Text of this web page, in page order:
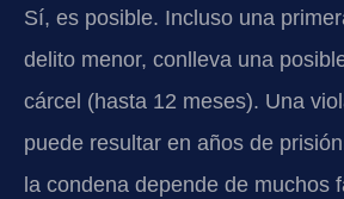
Sí, es posible. Incluso una
delito menor, conlleva una
cárcel (hasta 12 meses). Una
puede resultar en años de
la condena depende de muchos